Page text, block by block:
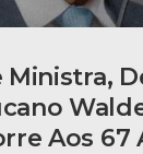
Ministra,
Aos 67